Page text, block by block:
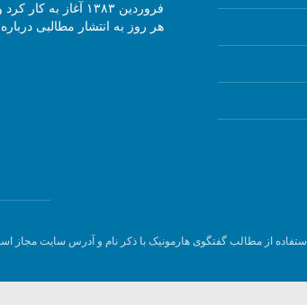
فروردین ۱۳۸۳ آغاز
هر روز به انتشار مطالبی
استفاده از مطالب گفتگوی هارمونیک با ذکر نام و آدرس سایت مجاز